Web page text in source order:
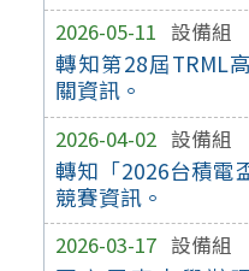
2026-05-11 設備組
轉知第28屆TRML
關資訊。
2026-04-02 設備組
轉知「2026台積電
競賽資訊。
2026-03-17 設備組